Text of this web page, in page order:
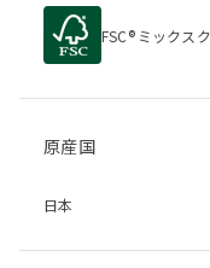
FSC ミックス
原産国
日本